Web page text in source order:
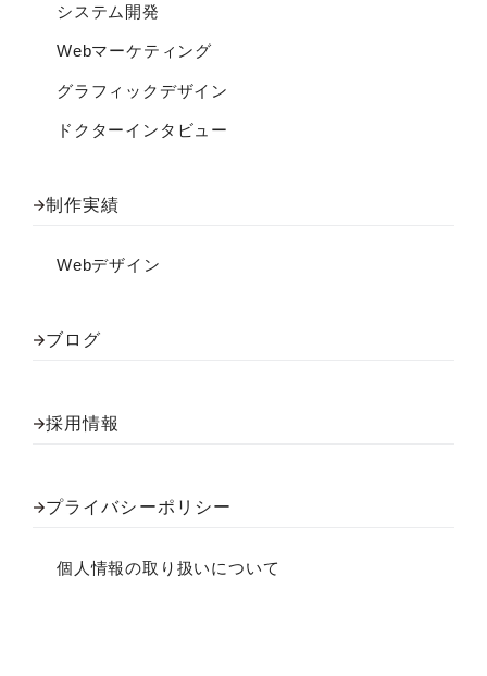
システム開発
Webマーケティング
グラフィックデザイン
ドクターインタビュー
制作実績
Webデザイン
ブログ
採用情報
プライバシーポリシー
個人情報の取り扱いについて